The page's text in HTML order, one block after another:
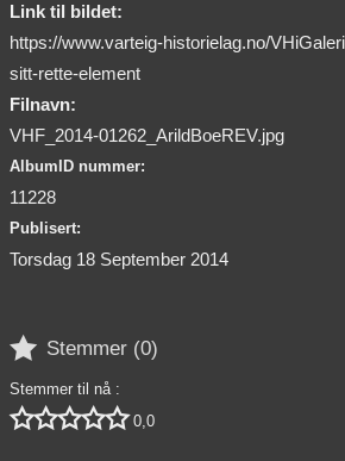
Link til bildet:
https://www.varteig-historielag.no/
sitt-rette-element
Filnavn:
VHF_2014-01262_ArildBoeREV.jpg
AlbumID nummer:
11228
Publisert:
Torsdag 18 September 2014
 Stemmer (0)
Stemmer til nå :
 0,0